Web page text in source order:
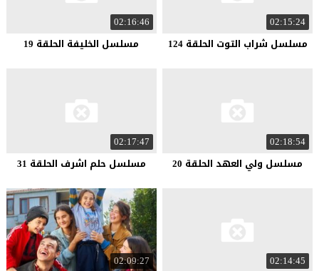
02:15:24
مسلسل شراب التوت الحلقة 124
02:16:46
مسلسل الخليفة الحلقة 19
02:18:54
مسلسل ولي العهد الحلقة 20
02:17:47
مسلسل حلم اشرف الحلقة 31
02:14:45
02:09:27